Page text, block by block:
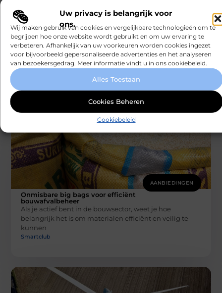
Uw privacy is belangrijk voor
ons.
Wij maken gebruik van cookies en vergelijkbare technologieën om te
begrijpen hoe onze website wordt gebruikt en om uw ervaring te
verbeteren. Afhankelijk van uw voorkeuren worden cookies ingezet
voor bijvoorbeeld gepersonaliseerde advertenties en het analyseren
van bezoekersgedrag. Meer informatie vindt u in ons cookiebeleid.
Alles Toestaan
Cookies Beheren
Cookiebeleid
AANBIEDINGEN
Windschermen voor cabrio's: geniet van
de rit zonder windoverlast
Als je ooit met je cabriolet hebt gereden zonder
windscherm, weet je hoe vervelend windruis kan zijn.
AANBIEDINGEN
Onmisbare big bags voor efficiënt
bouwafvalbeheer
Als je actief bent in de bouwsector, weet je hoe
belangrijk het is om materialen efficiënt en veilig te
kunnen
Smartclub